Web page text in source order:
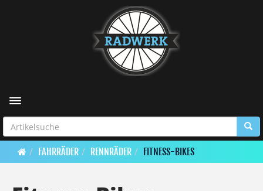
Toggle navigation
FAHRRÄDER RENNRÄDER FITNESS-BIKES